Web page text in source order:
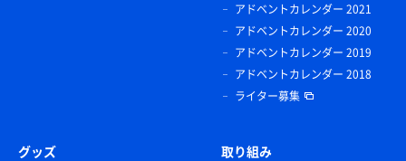
アドベントカレンダー 2021
アドベントカレンダー 2020
アドベントカレンダー 2019
アドベントカレンダー 2018
ライター募集
グッズ 取り組み